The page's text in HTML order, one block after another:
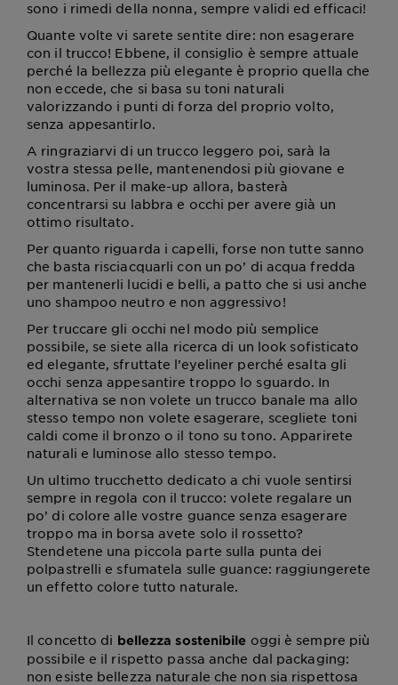
sono i rimedi della nonna, sempre validi ed efficaci!
Quante volte vi sarete sentite dire: non esagerare
con il trucco! Ebbene, il consiglio è sempre attuale
perché la bellezza più elegante è proprio quella che
non eccede, che si basa su toni naturali
valorizzando i punti di forza del proprio volto,
senza appesantirlo.
A ringraziarvi di un trucco leggero poi, sarà la
vostra stessa pelle, mantenendosi più giovane e
luminosa. Per il make-up allora, basterà
concentrarsi su labbra e occhi per avere già un
ottimo risultato.
Per quanto riguarda i capelli, forse non tutte sanno
che basta risciacquarli con un po’ di acqua fredda
per mantenerli lucidi e belli, a patto che si usi anche
uno shampoo neutro e non aggressivo!
Per truccare gli occhi nel modo più semplice
possibile, se siete alla ricerca di un look sofisticato
ed elegante, sfruttate l’eyeliner perché esalta gli
occhi senza appesantire troppo lo sguardo. In
alternativa se non volete un trucco banale ma allo
stesso tempo non volete esagerare, scegliete toni
caldi come il bronzo o il tono su tono. Apparirete
naturali e luminose allo stesso tempo.
Un ultimo trucchetto dedicato a chi vuole sentirsi
sempre in regola con il trucco: volete regalare un
po’ di colore alle vostre guance senza esagerare
troppo ma in borsa avete solo il rossetto?
Stendetene una piccola parte sulla punta dei
polpastrelli e sfumatela sulle guance: raggiungerete
un effetto colore tutto naturale.
Il concetto di bellezza sostenibile oggi è sempre più
possibile e il rispetto passa anche dal packaging:
non esiste bellezza naturale che non sia rispettosa